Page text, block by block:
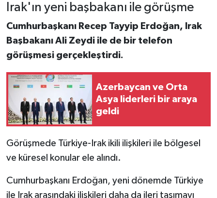
Irak'ın yeni başbakanı ile görüşme
Cumhurbaşkanı Recep Tayyip Erdoğan, Irak
Başbakanı Ali Zeydi ile de bir telefon
görüşmesi gerçekleştirdi.
Azerbaycan ve Orta
Asya liderleri bir araya
geldi
Görüşmede Türkiye-Irak ikili ilişkileri ile bölgesel
ve küresel konular ele alındı.
Cumhurbaşkanı Erdoğan, yeni dönemde Türkiye
ile Irak arasındaki ilişkileri daha da ileri taşımayı